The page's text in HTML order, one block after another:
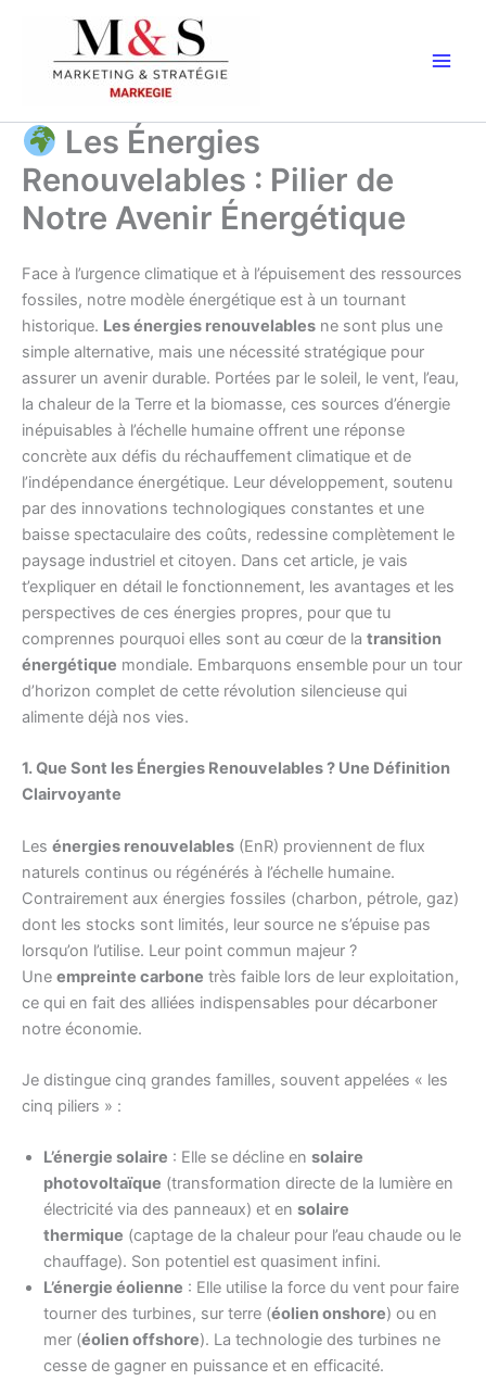
contenu
Les Énergies
Renouvelables : Pilier de
Notre Avenir Énergétique
Face à l’urgence climatique et à l’épuisement des ressources
fossiles, notre modèle énergétique est à un tournant
historique. Les énergies renouvelables ne sont plus une
simple alternative, mais une nécessité stratégique pour
assurer un avenir durable. Portées par le soleil, le vent, l’eau,
la chaleur de la Terre et la biomasse, ces sources d’énergie
inépuisables à l’échelle humaine offrent une réponse
concrète aux défis du réchauffement climatique et de
l’indépendance énergétique. Leur développement, soutenu
par des innovations technologiques constantes et une
baisse spectaculaire des coûts, redessine complètement le
paysage industriel et citoyen. Dans cet article, je vais
t’expliquer en détail le fonctionnement, les avantages et les
perspectives de ces énergies propres, pour que tu
comprennes pourquoi elles sont au cœur de la transition
énergétique mondiale. Embarquons ensemble pour un tour
d’horizon complet de cette révolution silencieuse qui
alimente déjà nos vies.
1. Que Sont les Énergies Renouvelables ? Une Définition
Clairvoyante
Les énergies renouvelables (EnR) proviennent de flux
naturels continus ou régénérés à l’échelle humaine.
Contrairement aux énergies fossiles (charbon, pétrole, gaz)
dont les stocks sont limités, leur source ne s’épuise pas
lorsqu’on l’utilise. Leur point commun majeur ?
Une empreinte carbone très faible lors de leur exploitation,
ce qui en fait des alliées indispensables pour décarboner
notre économie.
Je distingue cinq grandes familles, souvent appelées « les
cinq piliers » :
L’énergie solaire : Elle se décline en solaire
photovoltaïque (transformation directe de la lumière en
électricité via des panneaux) et en solaire
thermique (captage de la chaleur pour l’eau chaude ou le
chauffage). Son potentiel est quasiment infini.
L’énergie éolienne : Elle utilise la force du vent pour faire
tourner des turbines, sur terre (éolien onshore) ou en
mer (éolien offshore). La technologie des turbines ne
cesse de gagner en puissance et en efficacité.